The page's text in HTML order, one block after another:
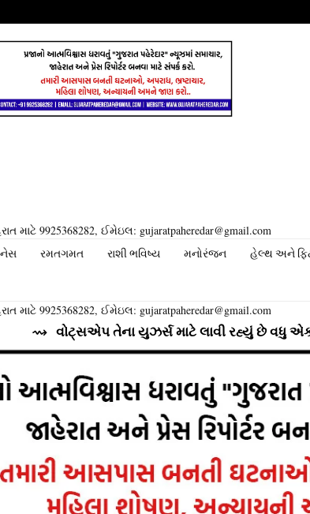
માટે 9925368282, ઈમેઇલ: gujaratpaheredar@gmail.com
રમતગમત રાશી ભવિષ્ય મનોરંજન હેલ્થ અને
માટે 9925368282, ઈમેઇલ: gujaratpaheredar@gmail.com
તેના યુઝર્સ માટે લાવી રહ્યું છે વધુ એક અમેઝિંગ